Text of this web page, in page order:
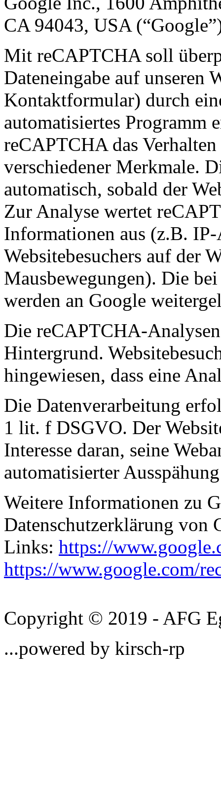
CA 94043, USA
Mit reCAPTCHA soll
Dateneingabe auf unseren
Kontaktformular) durch
automatisiertes Programm
reCAPTCHA das Verhalten
verschiedener Merkmale.
automatisch, sobald der
Zur Analyse wertet
Informationen aus (z.B.
Websitebesuchers auf der
Mausbewegungen). Die
werden an Google
Die reCAPTCHA-
Hintergrund.
hingewiesen, dass eine
Die Datenverarbeitung
1 lit. f DSGVO. Der
Interesse daran, seine
automatisierter
Weitere Informationen zu
Datenschutzerklärung von
Links: https://
https://www.google.com/
Copyright © 2019 - AFG
...powered by kirsch-rp